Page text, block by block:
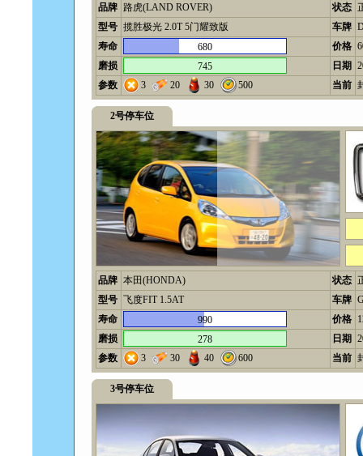
品牌 路虎(LAND ROVER) 状态
型号 揽胜极光 2.0T 5门耀致版 车牌
寿命
680 价格
磨损
745 日期
参数
3 20 30 500 当前
2号停车位
品牌 本田(HONDA) 状态
型号 飞度FIT 1.5AT 车牌
寿命
990 价格
磨损
278 日期
参数
3 30 40 600 当前
3号停车位